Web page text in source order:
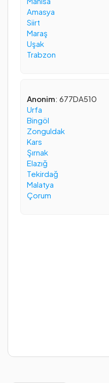
Amasya
Siirt
Maraş
Uşak
Trabzon
Anonim: 677DA510
Urfa
Bingöl
Zonguldak
Kars
Şırnak
Elazığ
Tekirdağ
Malatya
Çorum